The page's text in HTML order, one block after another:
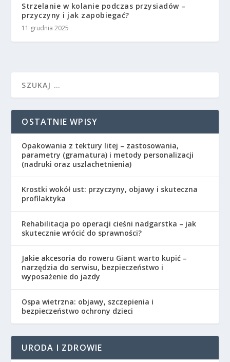
Strzelanie w kolanie podczas przysiadów –
przyczyny i jak zapobiegać?
11 grudnia 2025
OSTATNIE WPISY
Opakowania z tektury litej – zastosowania,
parametry (gramatura) i metody personalizacji
(nadruki oraz uszlachetnienia)
Krostki wokół ust: przyczyny, objawy i skuteczna
profilaktyka
Rehabilitacja po operacji cieśni nadgarstka – jak
skutecznie wrócić do sprawności?
Jakie akcesoria do roweru Giant warto kupić –
narzędzia do serwisu, bezpieczeństwo i
wyposażenie do jazdy
Ospa wietrzna: objawy, szczepienia i
bezpieczeństwo ochrony dzieci
URODA I ZDROWIE